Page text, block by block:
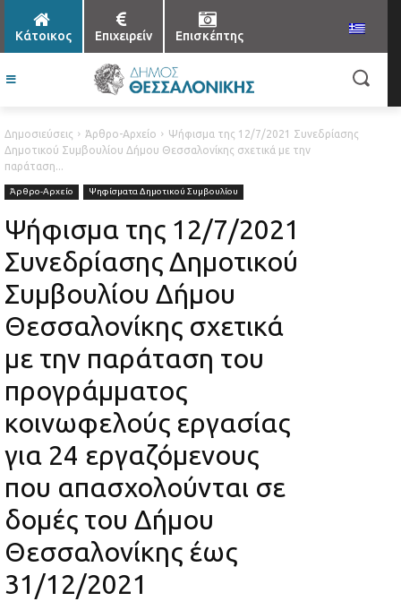
Κάτοικος Επιχειρείν Επισκέπτης
Δημοσιεύσεις Άρθρο-Αρχείο
Ψήφισμα της 12/7/2021 Συνεδρίασης
Δημοτικού Συμβουλίου Δήμου Θεσσαλονίκης σχετικά με την
παράταση...
Άρθρο-Αρχείο Ψηφίσματα Δημοτικού Συμβουλίου
Ψήφισμα της 12/7/2021
Συνεδρίασης Δημοτικού
Συμβουλίου Δήμου
Θεσσαλονίκης σχετικά
με την παράταση του
προγράμματος
κοινωφελούς εργασίας
για 24 εργαζόμενους
που απασχολούνται σε
δομές του Δήμου
Θεσσαλονίκης έως
31/12/2021